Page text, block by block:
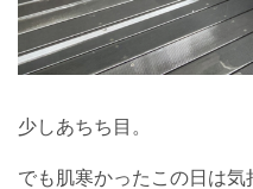
少しあちち目。
でも肌寒かったこの日は